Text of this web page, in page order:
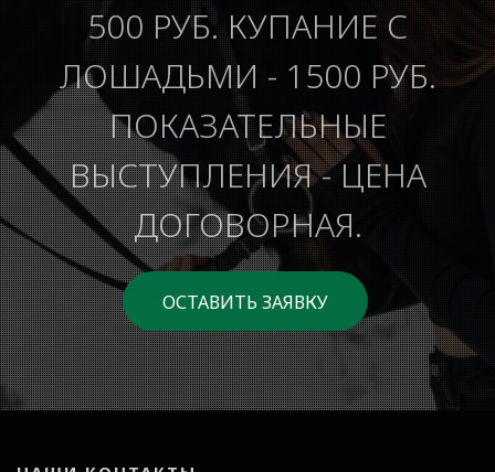
500 РУБ. КУПАНИЕ С
ЛОШАДЬМИ - 1500 РУБ.
ПОКАЗАТЕЛЬНЫЕ
ВЫСТУПЛЕНИЯ - ЦЕНА
ДОГОВОРНАЯ.
ОСТАВИТЬ ЗАЯВКУ